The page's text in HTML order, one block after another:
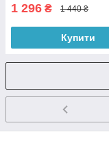
1 296 ₴ 1 440 ₴
Купити